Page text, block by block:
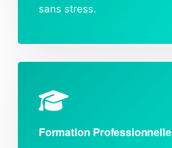
sans stress.
Formation Professionnelle